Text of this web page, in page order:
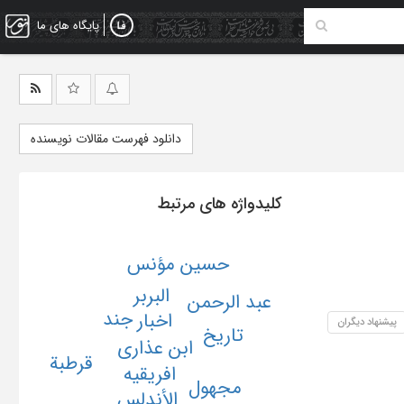
پایگاه های ما
دانلود فهرست مقالات نویسنده
پیشنهاد دیگران
کلیدواژه های مرتبط
ابن عذاری
اخبار
افریقیه
البربر
تاریخ
جند
حسین مؤنس
عبد الرحمن
قرطبة
مجهول